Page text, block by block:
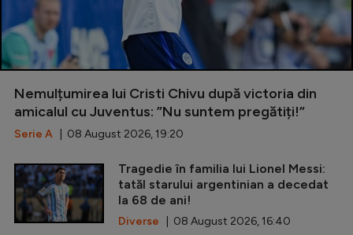
Nemulțumirea lui Cristi Chivu după victoria din
amicalul cu Juventus: ”Nu suntem pregătiți!”
Serie A | 08 August 2026, 19:20
Tragedie în familia lui Lionel Messi:
tatăl starului argentinian a decedat
la 68 de ani!
Diverse | 08 August 2026, 16:40